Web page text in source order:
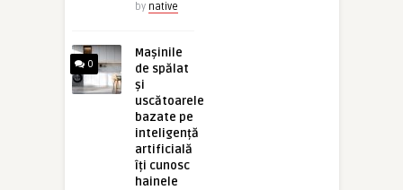
by native
0
Mașinile
de spălat
și
uscătoarele
bazate pe
inteligență
artificială
îți cunosc
hainele